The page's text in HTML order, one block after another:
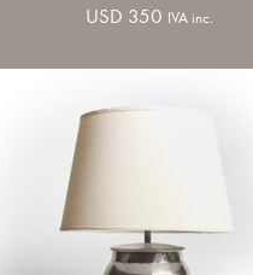
USD 350 IVA inc.